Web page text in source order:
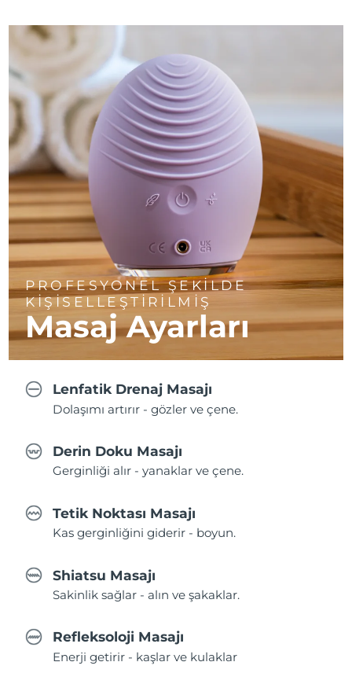
PROFESYONEL ŞEKİLDE
KİŞİSELLEŞTİRİLMİŞ
Masaj Ayarları
Lenfatik Drenaj Masajı
Dolaşımı artırır - gözler ve çene.
Derin Doku Masajı
Gerginliği alır - yanaklar ve çene.
Tetik Noktası Masajı
Kas gerginliğini giderir - boyun.
Shiatsu Masajı
Sakinlik sağlar - alın ve şakaklar.
Refleksoloji Masajı
Enerji getirir - kaşlar ve kulaklar